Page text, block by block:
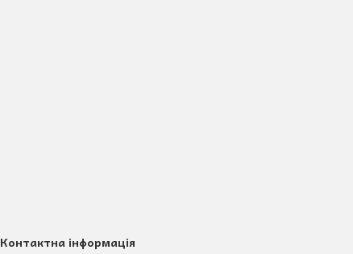
Контактна інформація